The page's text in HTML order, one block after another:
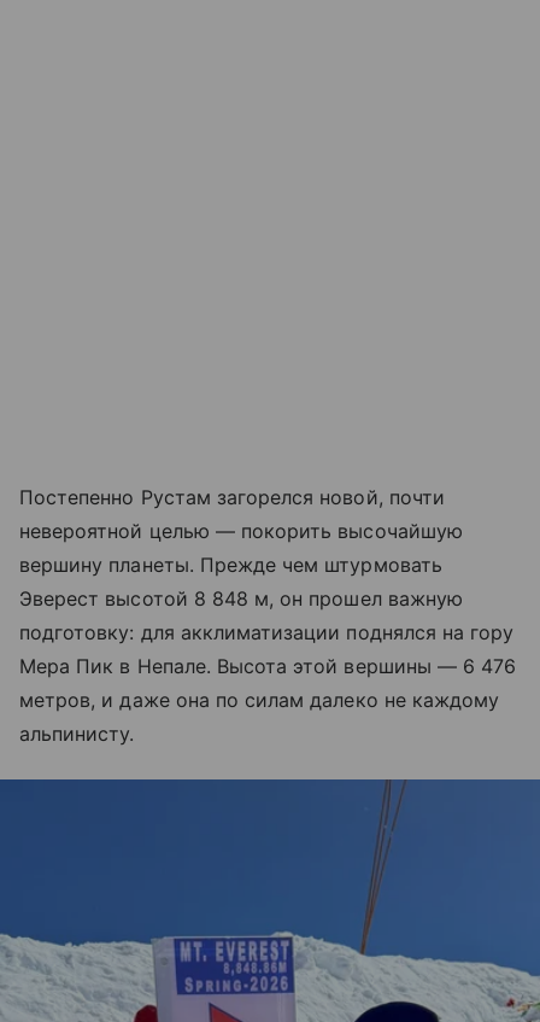
Постепенно Рустам загорелся новой, почти
невероятной целью — покорить высочайшую
вершину планеты. Прежде чем штурмовать
Эверест высотой 8 848 м, он прошел важную
подготовку: для акклиматизации поднялся на гору
Мера Пик в Непале. Высота этой вершины — 6 476
метров, и даже она по силам далеко не каждому
альпинисту.